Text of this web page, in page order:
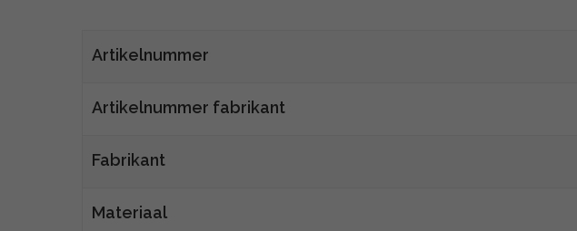
Artikelnummer
Artikelnummer fabrikant
Fabrikant
Materiaal